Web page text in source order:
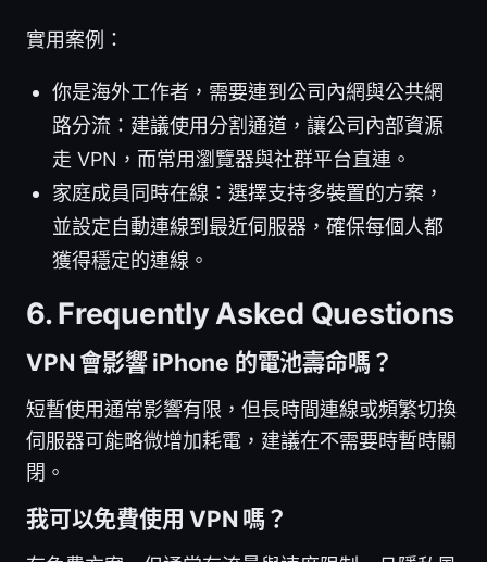
實用案例：
你是海外工作者，需要連到公司內網與公共網
路分流：建議使用分割通道，讓公司內部資源
走 VPN，而常用瀏覽器與社群平台直連。
家庭成員同時在線：選擇支持多裝置的方案，
並設定自動連線到最近伺服器，確保每個人都
獲得穩定的連線。
6. Frequently Asked Questions
VPN 會影響 iPhone 的電池壽命嗎？
短暫使用通常影響有限，但長時間連線或頻繁切換
伺服器可能略微增加耗電，建議在不需要時暫時關
閉。
我可以免費使用 VPN 嗎？